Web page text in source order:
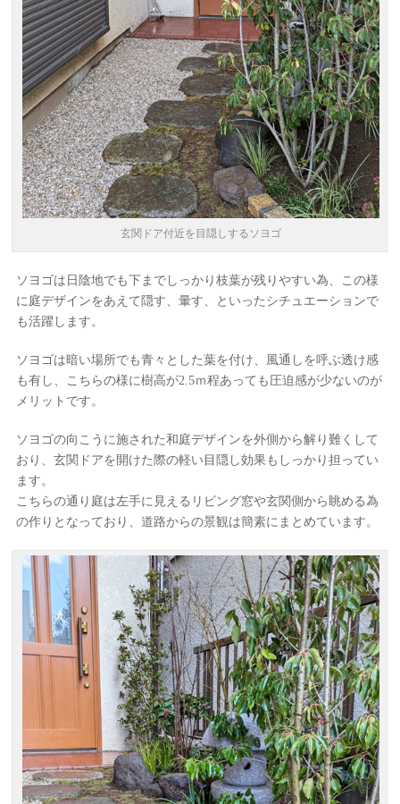
玄関ドア付近を目隠しするソヨゴ
ソヨゴは日陰地でも下までしっかり枝葉が残りやすい為、この様
に庭デザインをあえて隠す、暈す、といったシチュエーションで
も活躍します。
ソヨゴは暗い場所でも青々とした葉を付け、風通しを呼ぶ透け感
も有し、こちらの様に樹高が2.5ｍ程あっても圧迫感が少ないのが
メリットです。
ソヨゴの向こうに施された和庭デザインを外側から解り難くして
おり、玄関ドアを開けた際の軽い目隠し効果もしっかり担ってい
ます。
こちらの通り庭は左手に見えるリビング窓や玄関側から眺める為
の作りとなっており、道路からの景観は簡素にまとめています。